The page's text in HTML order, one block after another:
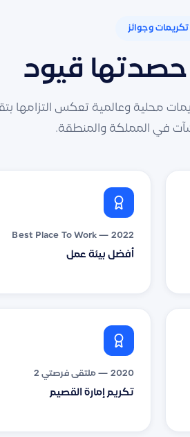
تكريمات وجوائز
حصدتها قيود
محلية وعالمية تعكس التزامها
في المملكة والمنطقة.
2022 — Best Place To Work
أفضل بيئة عمل
2020 — ملتقى فرصتي 2
تكريم إمارة القصيم